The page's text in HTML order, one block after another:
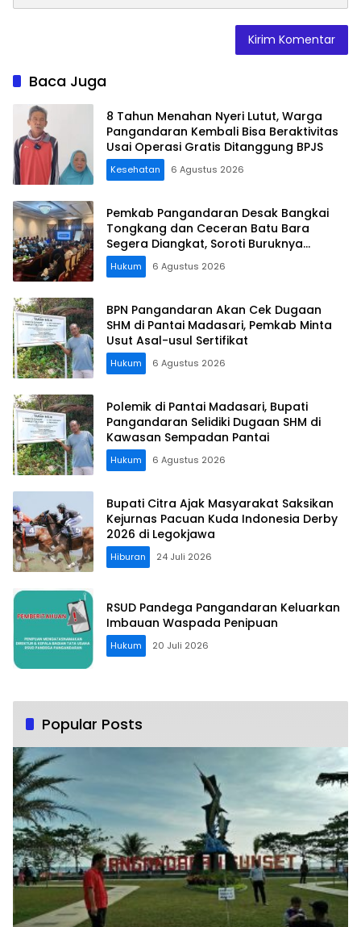
Baca Juga
8 Tahun Menahan Nyeri Lutut, Warga
Pangandaran Kembali Bisa Beraktivitas
Usai Operasi Gratis Ditanggung BPJS
Kesehatan 6 Agustus 2026
Pemkab Pangandaran Desak Bangkai
Tongkang dan Ceceran Batu Bara
Segera Diangkat, Soroti Buruknya
Koordinasi Perusahaan
Hukum 6 Agustus 2026
BPN Pangandaran Akan Cek Dugaan
SHM di Pantai Madasari, Pemkab Minta
Usut Asal-usul Sertifikat
Hukum 6 Agustus 2026
Polemik di Pantai Madasari, Bupati
Pangandaran Selidiki Dugaan SHM di
Kawasan Sempadan Pantai
Hukum 6 Agustus 2026
Bupati Citra Ajak Masyarakat Saksikan
Kejurnas Pacuan Kuda Indonesia Derby
2026 di Legokjawa
Hiburan 24 Juli 2026
RSUD Pandega Pangandaran Keluarkan
Imbauan Waspada Penipuan
Hukum 20 Juli 2026
Popular Posts